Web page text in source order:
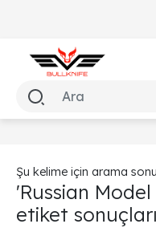
Şu kelime için arama
'Russian Model
etiket sonuçları